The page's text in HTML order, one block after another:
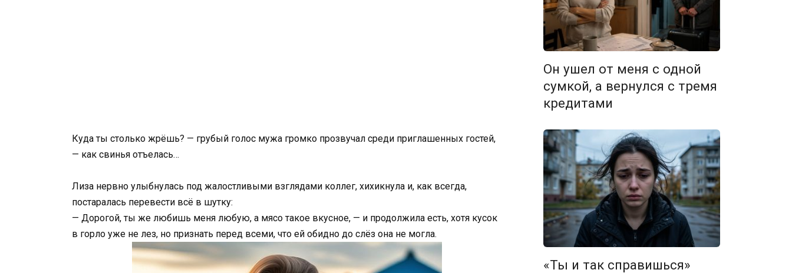
Куда ты столько жрёшь? — грубый голос мужа громко прозвучал среди приглашенных гостей,
— как свинья отъелась…
Лиза нервно улыбнулась под жалостливыми взглядами коллег, хихикнула и, как всегда,
постаралась перевести всё в шутку:
— Дорогой, ты же любишь меня любую, а мясо такое вкусное, — и продолжила есть, хотя кусок
в горло уже не лез, но признать перед всеми, что ей обидно до слёз она не могла.
Он ушел от меня с одной
сумкой, а вернулся с тремя
кредитами
«Ты и так справишься»